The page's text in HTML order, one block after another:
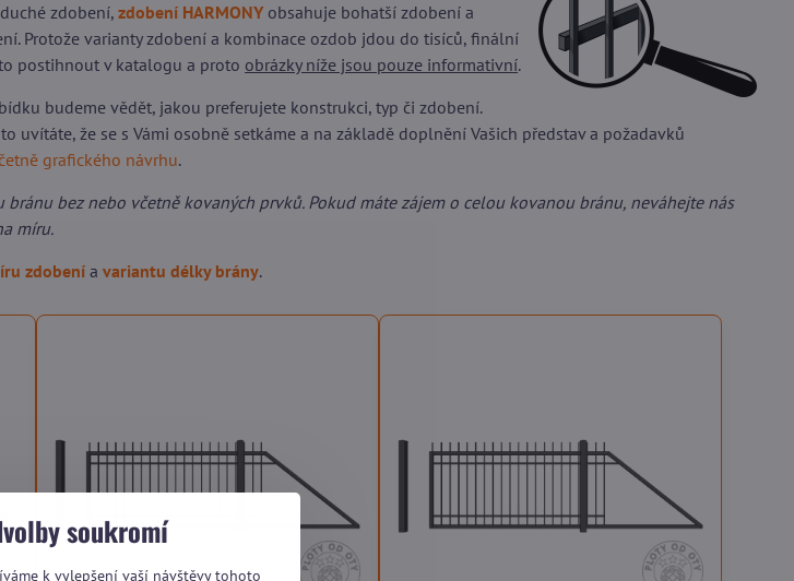
zdobení,zdobení HARMONYobsahuje bohatší zdobení a
Protože varianty zdobení a kombinace ozdob jdou do tisíců, finální
postihnout v katalogu a proto obrázky níže jsou pouze informativní.
budeme vědět, jakou preferujete konstrukci, typ či zdobení.
uvítáte, že se s Vámi osobně setkáme a na základě doplnění Vašich představ a požadavků
grafického návrhu.
bez nebo včetně kovaných prvků. Pokud máte zájem o celou kovanou bránu, neváhejte nás
míru.
zdobení avariantu délky brány.
soukromí
k vylepšení vaší návštěvy tohoto